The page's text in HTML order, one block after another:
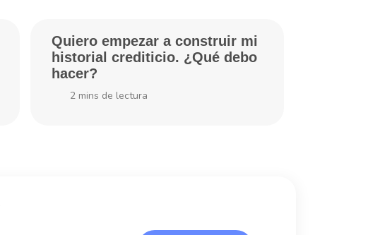
Quiero empezar a construir mi
historial crediticio. ¿Qué debo
hacer?
2 mins de lectura